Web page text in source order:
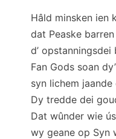
Hâld minsken ien
dat Peaske
d’ opstanningsdei
Fan Gods soan
syn lichem
Dy tredde dei
Dat wûnder wie
wy geane op Syn